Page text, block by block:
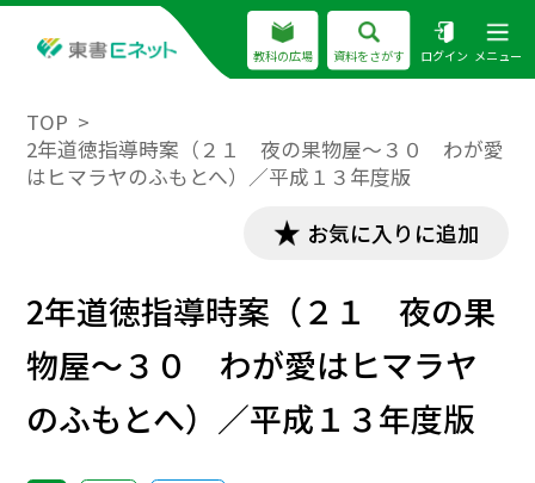
教科の広場 資料をさがす ログイン メニュー
TOP
2年道徳指導時案（２１ 夜の果物屋～３０ わが愛
はヒマラヤのふもとへ）／平成１３年度版
お気に入りに追加
2年道徳指導時案（２１ 夜の果
物屋～３０ わが愛はヒマラヤ
のふもとへ）／平成１３年度版